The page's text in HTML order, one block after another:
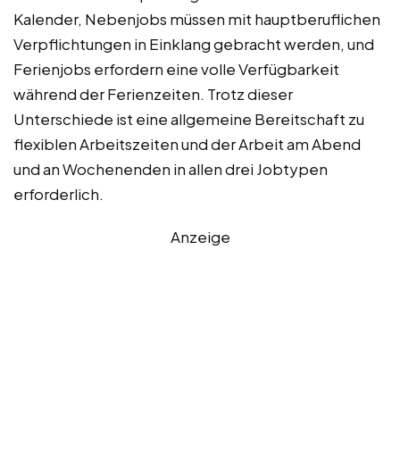
Kalender, Nebenjobs müssen mit hauptberuflichen
Verpflichtungen in Einklang gebracht werden, und
Ferienjobs erfordern eine volle Verfügbarkeit
während der Ferienzeiten. Trotz dieser
Unterschiede ist eine allgemeine Bereitschaft zu
flexiblen Arbeitszeiten und der Arbeit am Abend
und an Wochenenden in allen drei Jobtypen
erforderlich.
Anzeige